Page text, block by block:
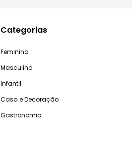
Categorias
Feminino
Masculino
Infantil
Casa e Decoração
Gastronomia